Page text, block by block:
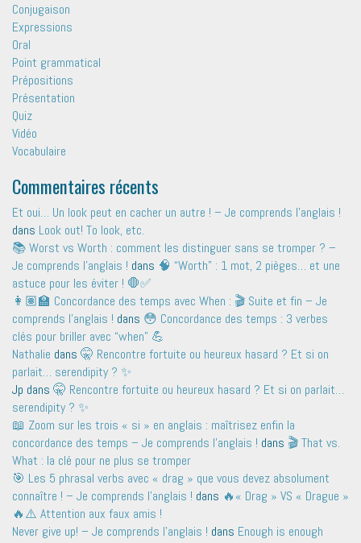
Conjugaison
Expressions
Oral
Point grammatical
Prépositions
Présentation
Quiz
Vidéo
Vocabulaire
Commentaires récents
Et oui… Un look peut en cacher un autre ! – Je comprends l'anglais !
dans Look out! To look, etc.
📚 Worst vs Worth : comment les distinguer sans se tromper ? –
Je comprends l'anglais ! dans 🧠 “Worth” : 1 mot, 2 pièges… et une
astuce pour les éviter ! 🛑✅
👩🏽‍🏫 Concordance des temps avec When : 🎬 Suite et fin – Je
comprends l'anglais ! dans 😳 Concordance des temps : 3 verbes
clés pour briller avec “when” 💪
Nathalie dans 🤫 Rencontre fortuite ou heureux hasard ? Et si on
parlait… serendipity ? ✨
Jp dans 🤫 Rencontre fortuite ou heureux hasard ? Et si on parlait…
serendipity ? ✨
📖 Zoom sur les trois « si » en anglais : maîtrisez enfin la
concordance des temps – Je comprends l'anglais ! dans 🎬 That vs.
What : la clé pour ne plus se tromper
🎯 Les 5 phrasal verbs avec « drag » que vous devez absolument
connaître ! – Je comprends l'anglais ! dans 🔥« Drag » VS « Drague »
🔥⚠️ Attention aux faux amis !
Never give up! – Je comprends l'anglais ! dans Enough is enough